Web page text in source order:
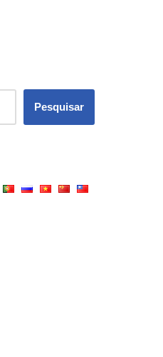
Pesquisar